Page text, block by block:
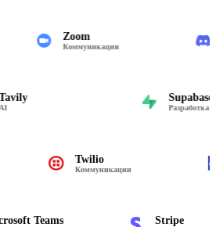
Коммуникации
Supabase
Разработка
Коммуникации
Teams Stripe